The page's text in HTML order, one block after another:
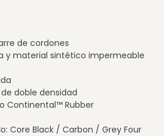
de cordones
y material sintético impermeable
de doble densidad
Continental™ Rubber
Core Black / Carbon / Grey Four